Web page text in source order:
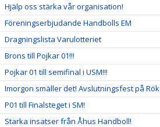
Hjälp oss stärka vår organisation!
Föreningserbjudande Handbolls EM
Dragningslista Varulotteriet
Brons till Pojkar 01!!!
Pojkar 01 till semifinal i USM!!!
Imorgon smäller det! Avslutningsfest på
P01 till Finalsteget i SM!
Starka insatser från Åhus Handboll!